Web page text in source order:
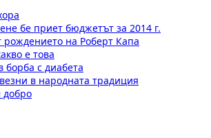
бе приет бюджетът за 2014 г.
рождението на Роберт Капа
е това
с диабета
в народната традиция
добро